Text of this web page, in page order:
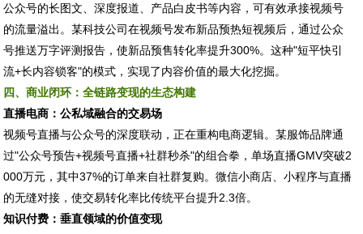
公众号的长图文、深度报道、产品白皮书等内容，可有效承接视频号
的流量溢出。某科技公司在视频号发布新品预热短视频后，通过公众
号推送万字评测报告，使新品预售转化率提升300%。这种"短平快引
流+长内容锁客"的模式，实现了内容价值的最大化挖掘。
四、商业闭环：全链路变现的生态构建
直播电商：公私域融合的交易场
视频号直播与公众号的深度联动，正在重构电商逻辑。某服饰品牌通
过"公众号预告+视频号直播+社群秒杀"的组合拳，单场直播GMV突破2
000万元，其中37%的订单来自社群复购。微信小商店、小程序与直播
的无缝对接，使交易转化率比传统平台提升2.3倍。
知识付费：垂直领域的价值变现